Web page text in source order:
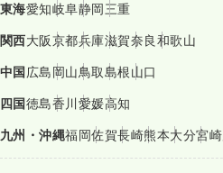
東海愛知岐阜静岡三重
関西大阪京都兵庫滋賀奈良和歌山
中国広島岡山鳥取島根山口
四国徳島香川愛媛高知
九州・沖縄福岡佐賀長崎熊本大分宮崎